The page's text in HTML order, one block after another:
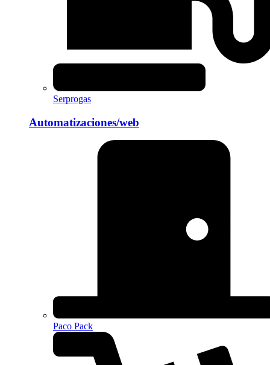
Serprogas
Automatizaciones/web
Paco Pack